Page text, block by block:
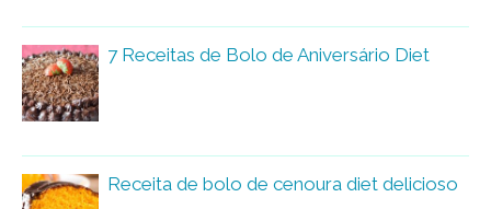
7 Receitas de Bolo de Aniversário Diet
Receita de bolo de cenoura diet delicioso